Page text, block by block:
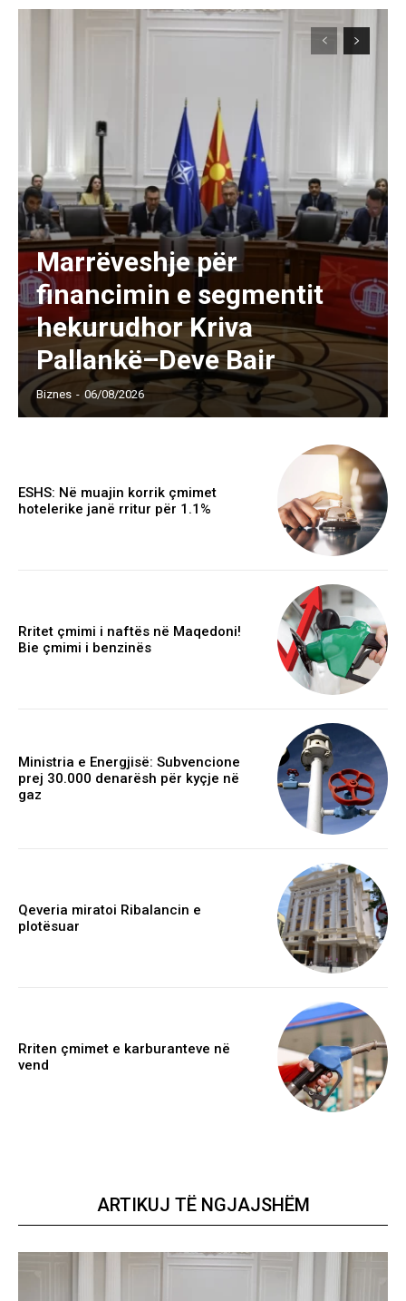
Marrëveshje për
financimin e segmentit
hekurudhor Kriva
Pallankë–Deve Bair
Biznes - 06/08/2026
ESHS: Në muajin korrik çmimet
hotelerike janë rritur për 1.1%
Rritet çmimi i naftës në Maqedoni!
Bie çmimi i benzinës
Ministria e Energjisë: Subvencione
prej 30.000 denarësh për kyçje në
gaz
Qeveria miratoi Ribalancin e
plotësuar
Rriten çmimet e karburanteve në
vend
ARTIKUJ TË NGJAJSHËM